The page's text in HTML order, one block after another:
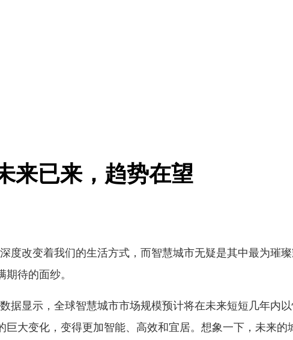
来已来，趋势在望
改变着我们的生活方式，而智慧城市无疑是其中最为璀
待的面纱。
显示，全球智慧城市市场规模预计将在未来短短几年内
大变化，变得更加智能、高效和宜居。想象一下，未来的